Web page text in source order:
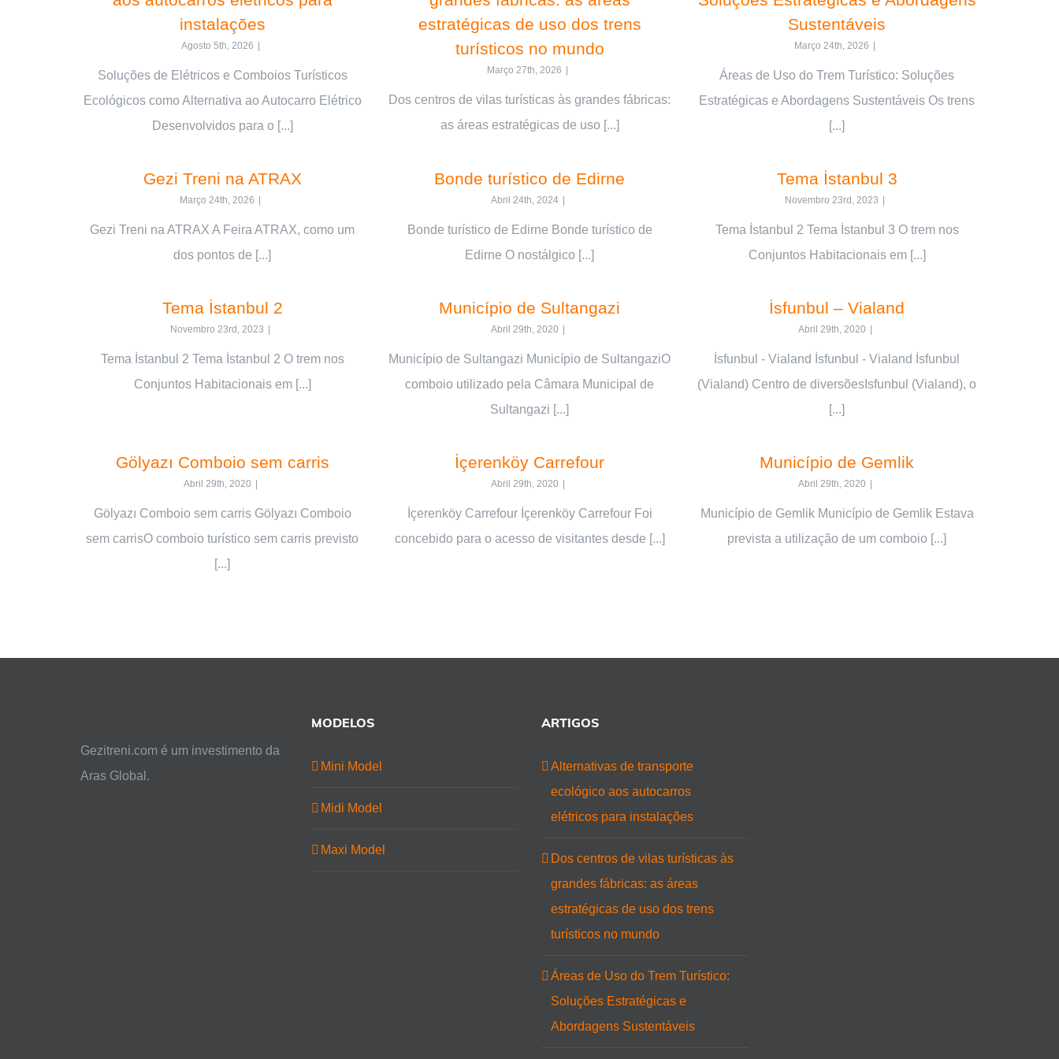
instalações
Agosto 5th, 2026
Soluções de Elétricos e Comboios Turísticos
Ecológicos como Alternativa ao Autocarro Elétrico
Desenvolvidos para o [...]
estratégicas de uso dos trens
turísticos no mundo
Março 27th, 2026
Dos centros de vilas turísticas às grandes fábricas:
as áreas estratégicas de uso [...]
Sustentáveis
Março 24th, 2026
Áreas de Uso do Trem Turístico: Soluções
Estratégicas e Abordagens Sustentáveis Os trens
[...]
Gezi Treni na ATRAX
Março 24th, 2026
Gezi Treni na ATRAX A Feira ATRAX, como um
dos pontos de [...]
Bonde turístico de Edirne
Abril 24th, 2024
Bonde turístico de Edirne Bonde turístico de
Edirne O nostálgico [...]
Tema İstanbul 3
Novembro 23rd, 2023
Tema İstanbul 2 Tema İstanbul 3 O trem nos
Conjuntos Habitacionais em [...]
Tema İstanbul 2
Novembro 23rd, 2023
Tema İstanbul 2 Tema İstanbul 2 O trem nos
Conjuntos Habitacionais em [...]
Município de Sultangazi
Abril 29th, 2020
Município de Sultangazi Município de SultangaziO
comboio utilizado pela Câmara Municipal de
Sultangazi [...]
İsfunbul – Vialand
Abril 29th, 2020
İsfunbul - Vialand İsfunbul - Vialand İsfunbul
(Vialand) Centro de diversõesIsfunbul (Vialand), o
[...]
Gölyazı Comboio sem carris
Abril 29th, 2020
Gölyazı Comboio sem carris Gölyazı Comboio
sem carrisO comboio turístico sem carris previsto
[...]
İçerenköy Carrefour
Abril 29th, 2020
İçerenköy Carrefour İçerenköy Carrefour Foi
concebido para o acesso de visitantes desde [...]
Município de Gemlik
Abril 29th, 2020
Município de Gemlik Município de Gemlik Estava
prevista a utilização de um comboio [...]
Gezitreni.com é um investimento da
Aras Global.
MODELOS
Mini Model
Midi Model
Maxi Model
ARTIGOS
Alternativas de transporte
ecológico aos autocarros
elétricos para instalações
Dos centros de vilas turísticas às
grandes fábricas: as áreas
estratégicas de uso dos trens
turísticos no mundo
Áreas de Uso do Trem Turístico:
Soluções Estratégicas e
Abordagens Sustentáveis